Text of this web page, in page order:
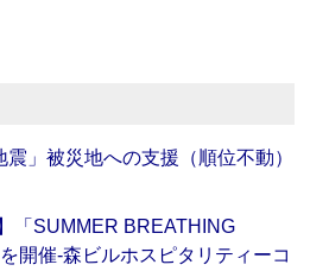
」被災地への支援（順位不動）
「SUMMER BREATHING
開催‐森ビルホスピタリティーコ